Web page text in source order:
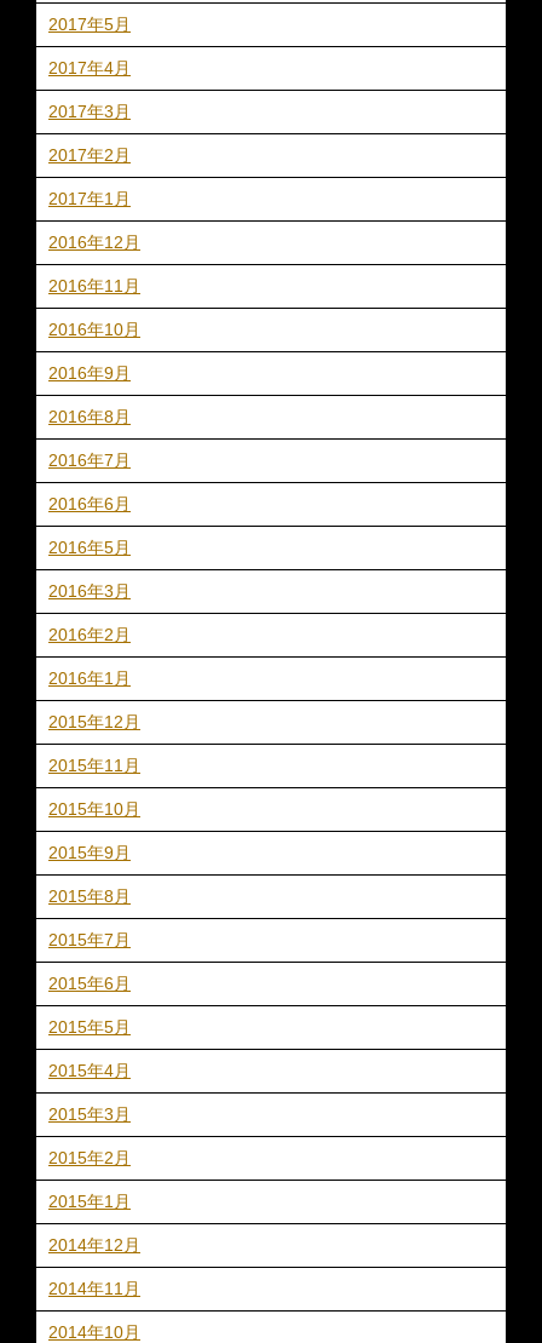
2017年5月
2017年4月
2017年3月
2017年2月
2017年1月
2016年12月
2016年11月
2016年10月
2016年9月
2016年8月
2016年7月
2016年6月
2016年5月
2016年3月
2016年2月
2016年1月
2015年12月
2015年11月
2015年10月
2015年9月
2015年8月
2015年7月
2015年6月
2015年5月
2015年4月
2015年3月
2015年2月
2015年1月
2014年12月
2014年11月
2014年10月